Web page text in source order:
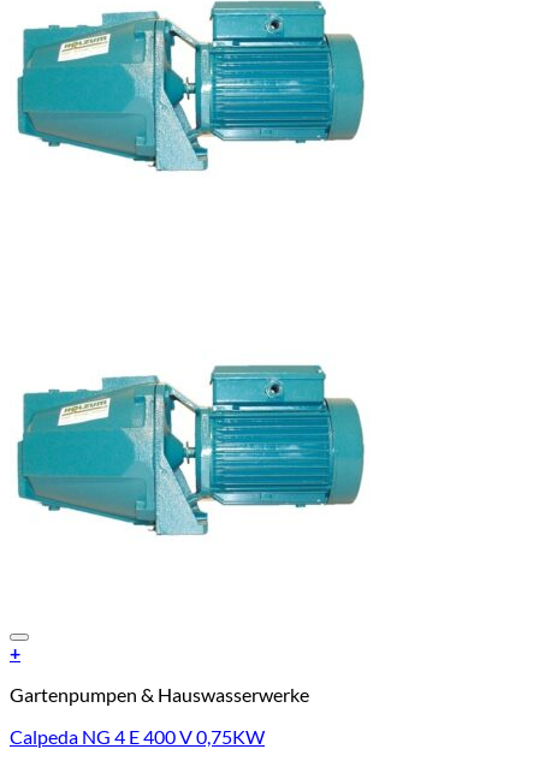
+
Gartenpumpen & Hauswasserwerke
Calpeda NG 4 E 400 V 0,75KW